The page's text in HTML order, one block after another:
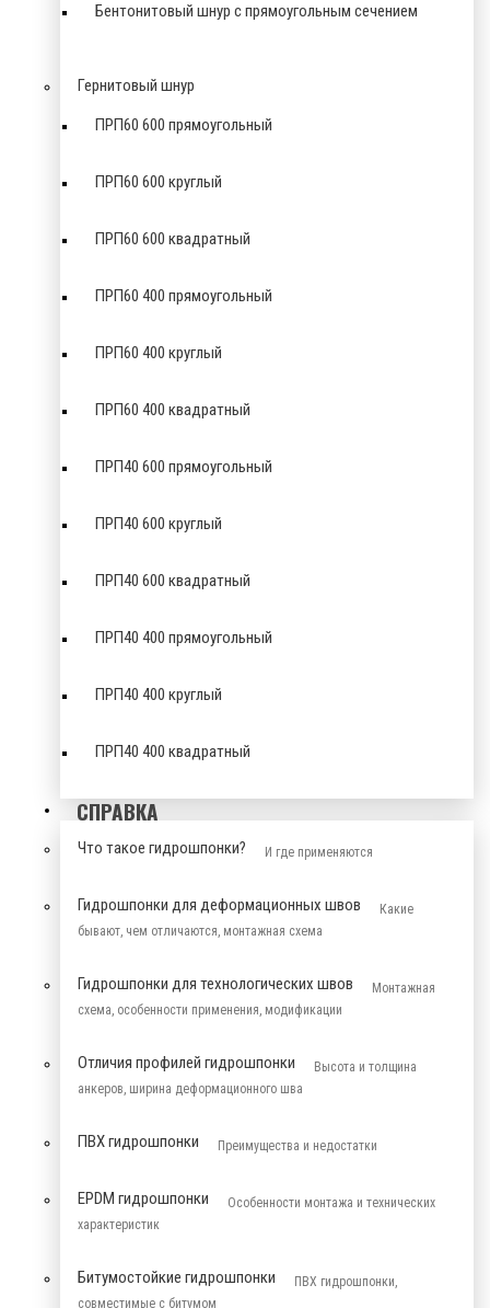
Бентонитовый шнур с прямоугольным сечением
Гернитовый шнур
ПРП60 600 прямоугольный
ПРП60 600 круглый
ПРП60 600 квадратный
ПРП60 400 прямоугольный
ПРП60 400 круглый
ПРП60 400 квадратный
ПРП40 600 прямоугольный
ПРП40 600 круглый
ПРП40 600 квадратный
ПРП40 400 прямоугольный
ПРП40 400 круглый
ПРП40 400 квадратный
СПРАВКА
Что такое гидрошпонки? И где применяются
Гидрошпонки для деформационных швов
Какие
бывают, чем отличаются, монтажная схема
Гидрошпонки для технологических швов
Монтажная
схема, особенности применения, модификации
Отличия профилей гидрошпонки
Высота и толщина
анкеров, ширина деформационного шва
ПВХ гидрошпонки Преимущества и недостатки
EPDM гидрошпонки
Особенности монтажа и технических
характеристик
Битумостойкие гидрошпонки
ПВХ гидрошпонки,
совместимые с битумом